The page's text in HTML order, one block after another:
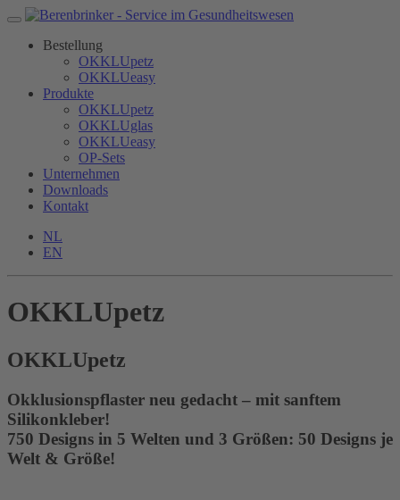
Bestellung
OKKLUpetz
OKKLUeasy
Produkte
OKKLUpetz
OKKLUglas
OKKLUeasy
OP-Sets
Unternehmen
Downloads
Kontakt
NL
EN
OKKLUpetz
OKKLUpetz
Okklusionspflaster neu gedacht – mit sanftem
Silikonkleber!
750 Designs in 5 Welten und 3 Größen: 50 Designs je
Welt & Größe!